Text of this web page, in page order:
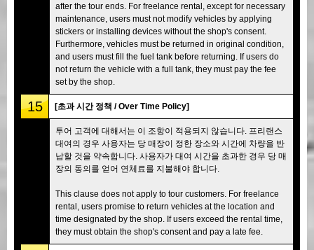
after the tour ends. For freelance rental, except for necessary
maintenance, users must not modify vehicles by applying
stickers or installing devices without the shop's consent.
Furthermore, vehicles must be returned in original condition,
and users must fill the fuel tank before returning. If users do
not return the vehicle with a full tank, they must pay the fee
set by the shop.
15 [초과 시간 정책 / Over Time Policy]
투어 고객에 대해서는 이 조항이 적용되지 않습니다. 프리랜스
대여의 경우 사용자는 당 매장이 정한 장소와 시간에 차량을 반
납할 것을 약속합니다. 사용자가 대여 시간을 초과한 경우 당 매
장의 동의를 얻어 연체료를 지불해야 합니다.
This clause does not apply to tour customers. For freelance
rental, users promise to return vehicles at the location and
time designated by the shop. If users exceed the rental time,
they must obtain the shop's consent and pay a late fee.